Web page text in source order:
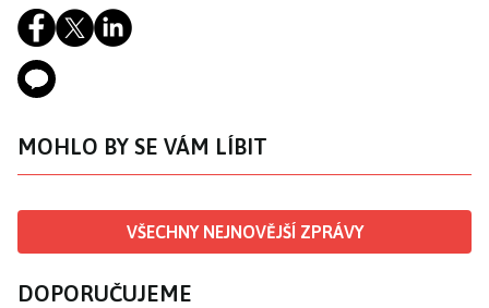
MOHLO BY SE VÁM LÍBIT
VŠECHNY NEJNOVĚJŠÍ ZPRÁVY
DOPORUČUJEME